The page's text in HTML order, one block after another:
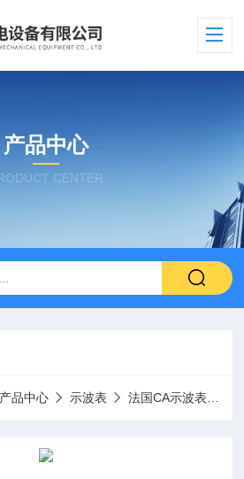
产品中心
CENTER
产品中心 示波表 法国CA示波表